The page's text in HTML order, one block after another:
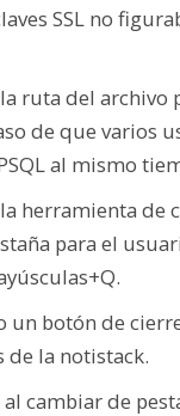
SSL no
ruta del archivo
de que varios
al mismo
herramienta de
para el
un botón de
de la notistack.
cambiar de